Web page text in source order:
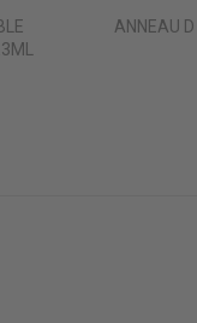
ANNEAU